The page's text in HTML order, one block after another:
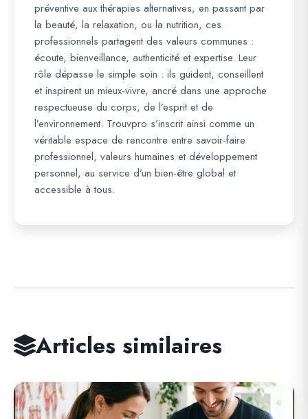
préventive aux thérapies alternatives, en passant par
la beauté, la relaxation, ou la nutrition, ces
professionnels partagent des valeurs communes :
écoute, bienveillance, authenticité et expertise. Leur
rôle dépasse le simple soin : ils guident, conseillent
et inspirent un mieux-vivre, ancré dans une approche
respectueuse du corps, de l’esprit et de
l’environnement. Trouvpro s’inscrit ainsi comme un
véritable espace de rencontre entre savoir-faire
professionnel, valeurs humaines et développement
personnel, au service d’un bien-être global et
accessible à tous.
Articles similaires